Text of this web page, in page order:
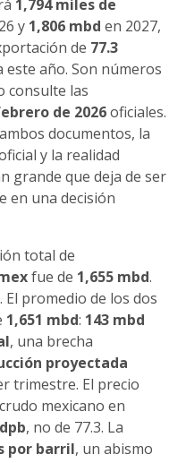
1,794 miles de
y 1,806 mbd en 2027,
de 77.3
este año. Son números
consulte las
de 2026oficiales.
documentos, la
y la realidad
grande que deja de ser
en una decisión
total de
fue de 1,655 mbd.
. El promedio de los dos
1,651 mbd: 143 mbd
, una brecha
proyectada
trimestre. El precio
mexicano en
, no de 77.3. La
por barril, un abismo